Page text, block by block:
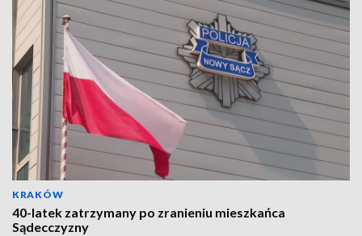
KRAKÓW
40-latek zatrzymany po zranieniu mieszkańca
Sądecczyzny